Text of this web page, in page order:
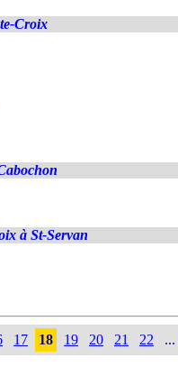
Croix
à St-Servan
17 18 19 20 21 22 ...